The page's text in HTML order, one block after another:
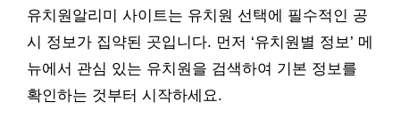
유치원알리미 사이트는 유치원 선택에 필수적인 공
시 정보가 집약된 곳입니다. 먼저 ‘유치원별 정보’ 메
뉴에서 관심 있는 유치원을 검색하여 기본 정보를
확인하는 것부터 시작하세요.